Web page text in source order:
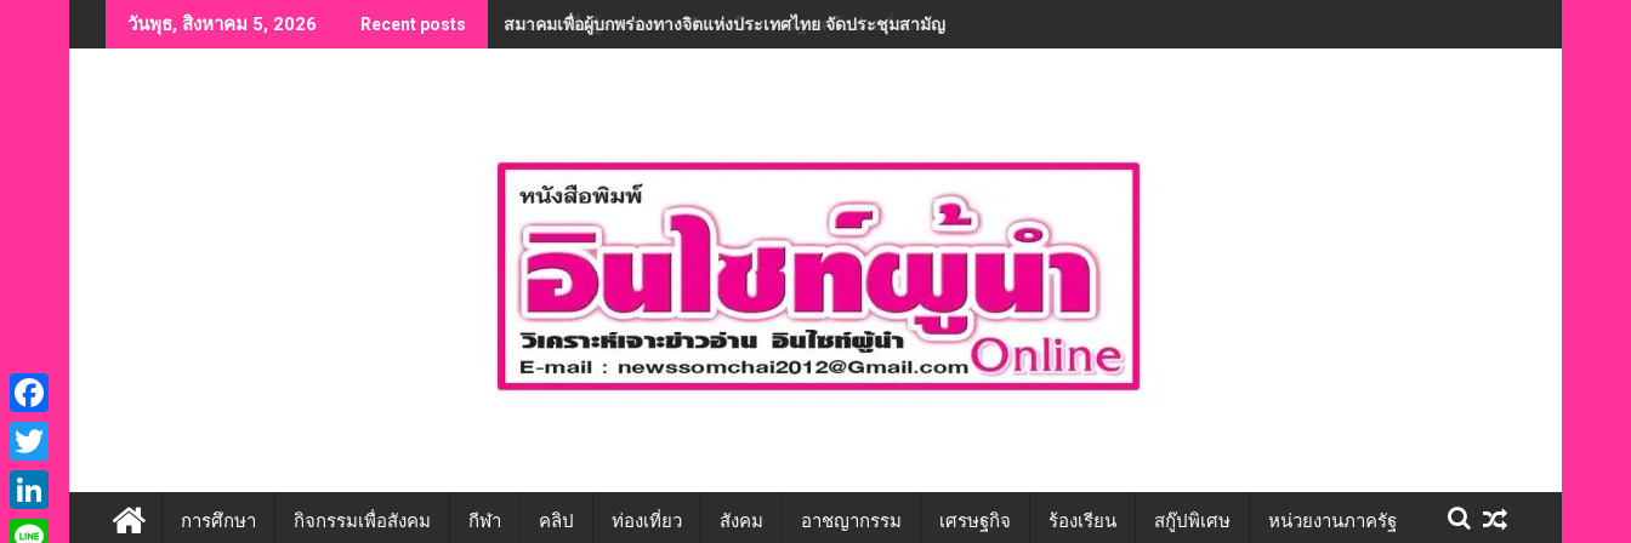
to
วันพุธ, สิงหาคม 5, 2026 Recent posts สมาคมเพื่อผู้บกพร่องทางจิตแห่งประเทศไทย จัดประชุมสามัญครั้งที่ 23 ประจำปี 2568 เดินหน้าพัฒนาเครือข่ายและยกระดับการดำเนินงานด้านสุขภาพจิต
“สมาคมเพื่อผู้บกพร่องทางจิตฯ ผนึกภาครัฐ-เครือข่ายทั่วประเทศ ขับเคลื่อนทักษะชีวิต สร้างโอกาสการจ้างงานอย่างเท่าเทียม”
การศึกษา กิจกรรมเพื่อสังคม กีฬา คลิป ท่องเที่ยว สังคม อาชญากรรม เศรษฐกิจ ร้องเรียน สกู๊ปพิเศษ หน่วยงานภาครัฐ
F
a
c
T
w
L